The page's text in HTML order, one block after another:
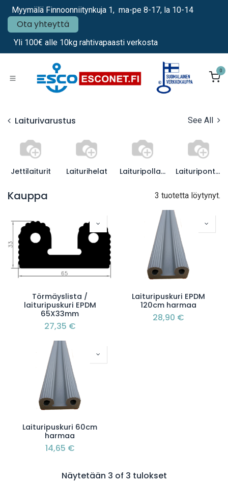
Siirry sisältöön
Myymälä Finnoonniitynkuja 1, ma-pe 8-17, la 10-14
Ota yhteyttä
Yli 100€ alle 10kg rahtivapaasti verkosta
0
Laiturivarustus See All
Jettilaiturit Laiturihelat Laituripollarit Laituriponttoonit
Kauppa 3 tuotetta löytynyt.
Törmäyslista /
laituripuskuri EPDM
65X33mm
27,35 €
Laituripuskuri EPDM
120cm harmaa
28,90 €
Laituripuskuri 60cm
harmaa
14,65 €
Näytetään 3 of 3 tulokset